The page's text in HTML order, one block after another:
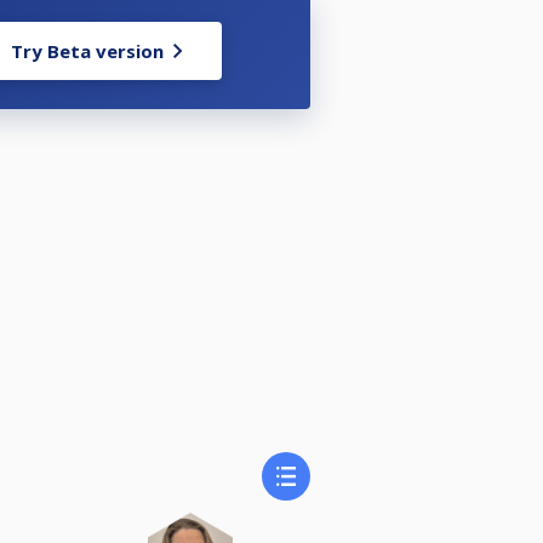
upp i enligt nedan:
Try Beta version